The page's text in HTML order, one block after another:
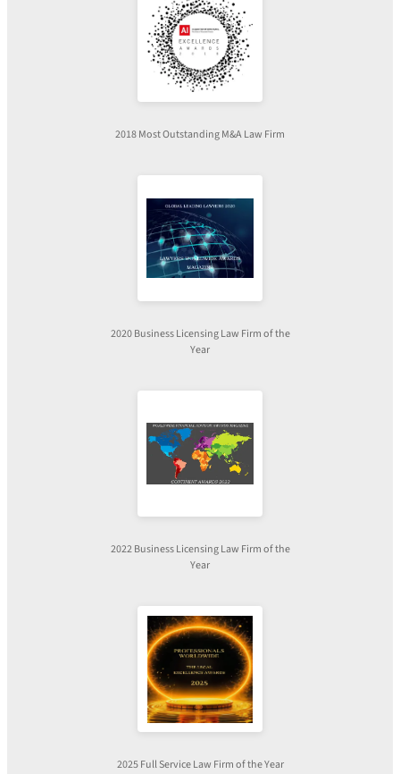
2018 Most Outstanding M&A Law Firm
2020 Business Licensing Law Firm of the
Year
2022 Business Licensing Law Firm of the
Year
2025 Full Service Law Firm of the Year